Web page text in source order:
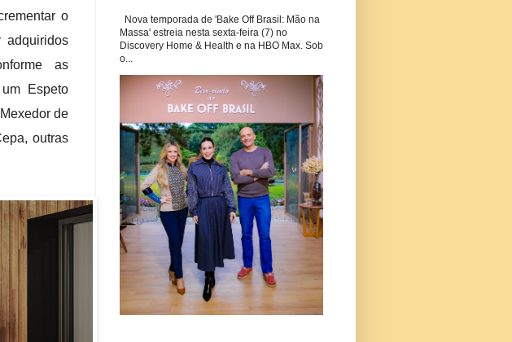
o
adquiridos
as
Espeto
de
outras
Nova temporada de 'Bake Off Brasil: Mão na
Massa' estreia nesta sexta-feira (7) no
Discovery Home & Health e na HBO Max. Sob
o...